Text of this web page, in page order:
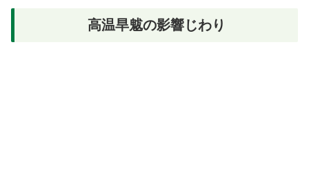
高温旱魃の影響じわり